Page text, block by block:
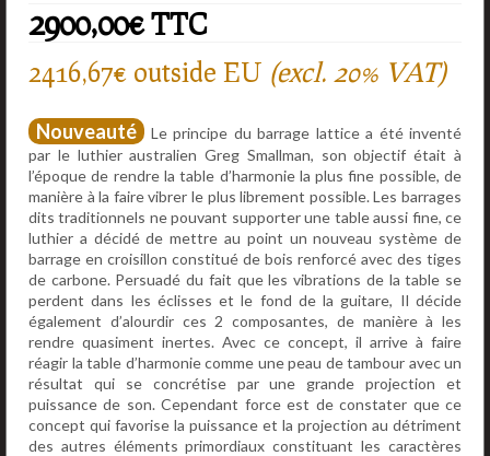
2900,00€ TTC
2416,67€ outside EU (excl. 20% VAT)
Nouveauté
Le principe du barrage lattice a été inventé
par le luthier australien Greg Smallman, son objectif était à
l’époque de rendre la table d’harmonie la plus fine possible, de
manière à la faire vibrer le plus librement possible. Les barrages
dits traditionnels ne pouvant supporter une table aussi fine, ce
luthier a décidé de mettre au point un nouveau système de
barrage en croisillon constitué de bois renforcé avec des tiges
de carbone. Persuadé du fait que les vibrations de la table se
perdent dans les éclisses et le fond de la guitare, Il décide
également d’alourdir ces 2 composantes, de manière à les
rendre quasiment inertes. Avec ce concept, il arrive à faire
réagir la table d’harmonie comme une peau de tambour avec un
résultat qui se concrétise par une grande projection et
puissance de son. Cependant force est de constater que ce
concept qui favorise la puissance et la projection au détriment
des autres éléments primordiaux constituant les caractères